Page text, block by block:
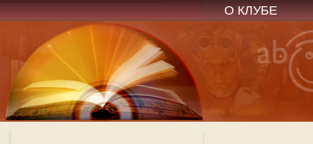
О КЛУБЕ